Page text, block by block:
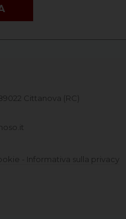
Cittanova (RC)
Informativa sulla privacy